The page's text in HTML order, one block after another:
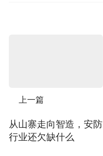
上一篇
从山寨走向智造，安防
行业还欠缺什么